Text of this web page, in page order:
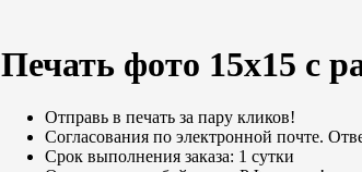
Печать фото 15х15 с
Отправь в печать за пару кликов!
Согласования по электронной почте.
Срок выполнения заказа: 1 сутки